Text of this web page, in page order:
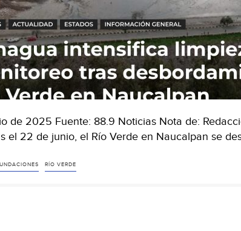
de 2025 Fuente: 88.9 Noticias Nota de:
el 22 de junio, el Río Verde en Naucalpan se
RÍO VERDE